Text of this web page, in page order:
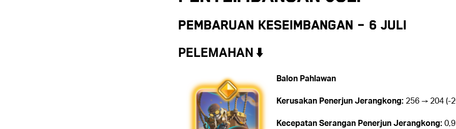
Pembaruan Keseimbangan – 6 Juli
PELEMAHAN ⬇️
Balon Pahlawan
Kerusakan Penerjun Jerangkong:256 → 204 (-
Kecepatan Serangan Penerjun Jerangkong: